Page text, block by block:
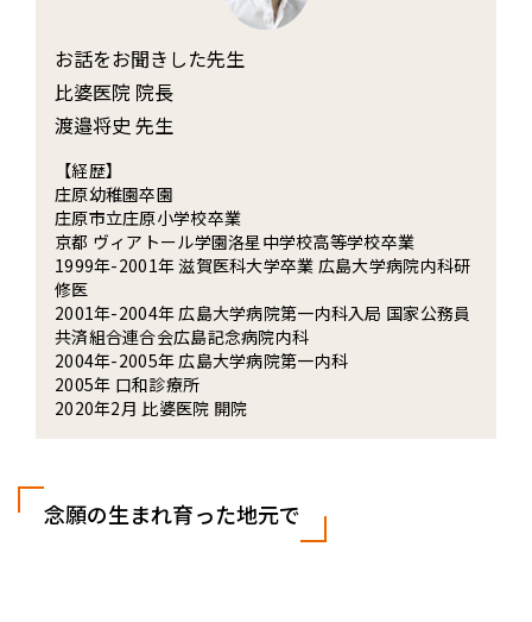
お話をお聞きした先生
比婆医院 院長
渡邉将史 先生
【経歴】
庄原幼稚園卒園
庄原市立庄原小学校卒業
京都 ヴィアトール学園洛星中学校高等学校卒業
1999年-2001年 滋賀医科大学卒業 広島大学病院内科研
修医
2001年-2004年 広島大学病院第一内科入局 国家公務員
共済組合連合会広島記念病院内科
2004年-2005年 広島大学病院第一内科
2005年 口和診療所
2020年2月 比婆医院 開院
念願の生まれ育った地元で